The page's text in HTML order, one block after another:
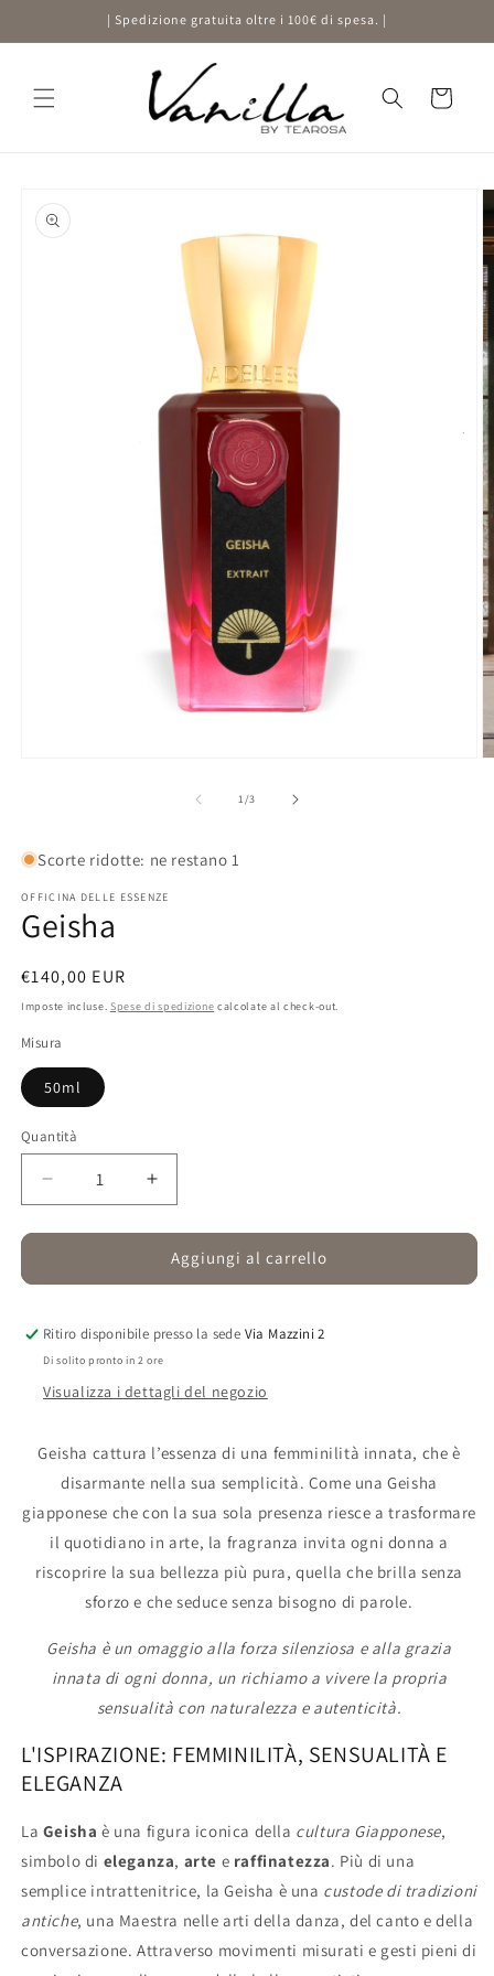
direttamente
ai contenuti
| Spedizione gratuita oltre i 100€ di spesa. |
Carrello
informazioni
sul prodotto
1/su
3
Scorte ridotte: ne restano 1
OFFICINA DELLE ESSENZE
Geisha
Prezzo
di
€140,00 EUR
Imposte incluse. Spese di spedizione calcolate al check-out.
Misura
50ml
Quantità
Quantità
Diminuisci
quantità
per
Aumenta
quantità
per
Geisha
Aggiungi al carrello
Ritiro disponibile presso la sede Via Mazzini 2
Di solito pronto in 2 ore
Visualizza i dettagli del negozio
Geisha cattura l’essenza di una femminilità innata, che è
disarmante nella sua semplicità. Come una Geisha
giapponese che con la sua sola presenza riesce a trasformare
il quotidiano in arte, la fragranza invita ogni donna a
riscoprire la sua bellezza più pura, quella che brilla senza
sforzo e che seduce senza bisogno di parole.
Geisha è un omaggio alla forza silenziosa e alla grazia
innata di ogni donna, un richiamo a vivere la propria
sensualità con naturalezza e autenticità.
L'ISPIRAZIONE: FEMMINILITÀ, SENSUALITÀ E
ELEGANZA
La Geisha è una figura iconica della cultura Giapponese,
simbolo di eleganza, arte e raffinatezza. Più di una
semplice intrattenitrice, la Geisha è una custode di tradizioni
antiche, una Maestra nelle arti della danza, del canto e della
conversazione. Attraverso movimenti misurati e gesti pieni di